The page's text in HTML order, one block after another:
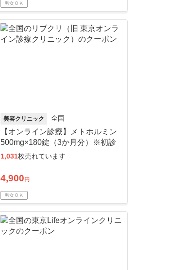
男女ＯＫ
美容クリニック 全国
【オンライン診療】メトホルミン
500mg×180錠（3か月分）※初診
料・送料込
1,031枚売れています
4,900 円
男女ＯＫ